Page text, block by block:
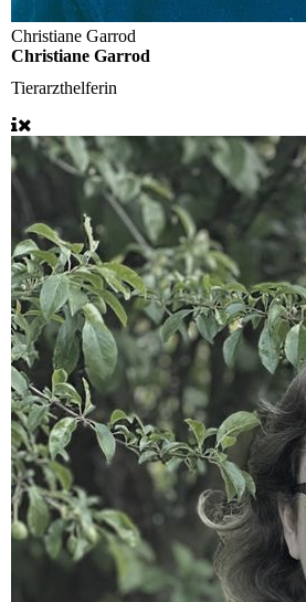
Christiane Garrod
Christiane Garrod
Tierarzthelferin